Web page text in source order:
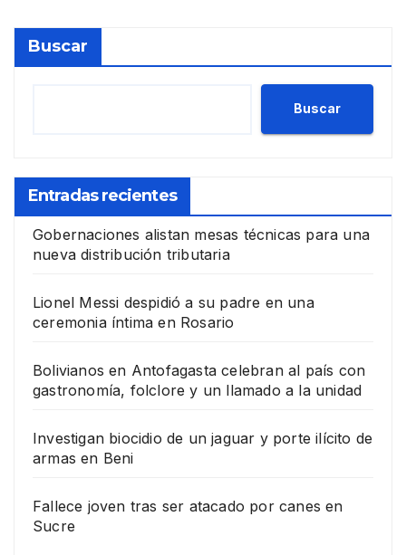
Buscar
Buscar
Entradas recientes
Gobernaciones alistan mesas técnicas para una
nueva distribución tributaria
Lionel Messi despidió a su padre en una
ceremonia íntima en Rosario
Bolivianos en Antofagasta celebran al país con
gastronomía, folclore y un llamado a la unidad
Investigan biocidio de un jaguar y porte ilícito de
armas en Beni
Fallece joven tras ser atacado por canes en
Sucre